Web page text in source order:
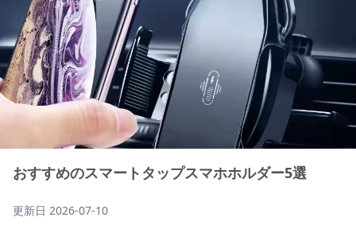
おすすめのスマートタップスマホホルダー5選
更新日 2026-07-10